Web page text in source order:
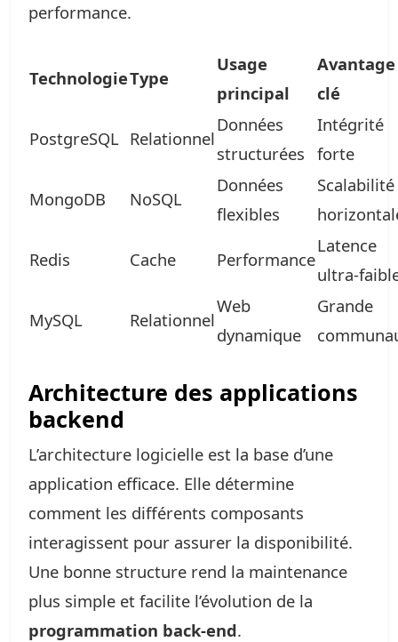
performance.
TechnologieType
Usage
principal
Avantage
clé
PostgreSQL Relationnel
Données
structurées
Intégrité
forte
MongoDB NoSQL
Données
flexibles
Scalabilité
Redis Cache Performance
Latence
ultra-
MySQL Relationnel
Web
dynamique
Grande
Architecture des applications
backend
L’architecture logicielle est la base d’une
application efficace. Elle détermine
comment les différents composants
interagissent pour assurer la disponibilité.
Une bonne structure rend la maintenance
plus simple et facilite l’évolution de la
programmation back-end.